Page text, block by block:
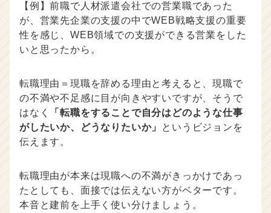
【例】前職で人材派遣会社での営業職であった
が、営業先企業の支援の中でWEB戦略支援の重要
性を感じ、WEB領域での支援ができる営業をした
いと思ったから。
転職理由＝現職を辞める理由と考えると、現職で
の不満や不足感に目が向きやすいですが、そうで
はなく
「転職をすることで自分はどのような仕事
がしたいか、どうなりたいか」
というビジョンを
伝えます。
転職理由が本来は現職への不満がきっかけであっ
たとしても、面接では伝えない方がベターです。
本音と建前を上手く使い分けましょう。